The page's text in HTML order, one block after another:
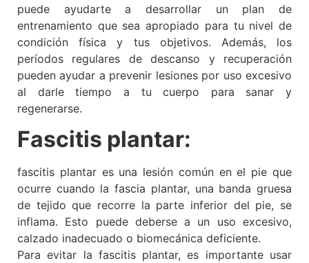
puede ayudarte a desarrollar un plan de
entrenamiento que sea apropiado para tu nivel de
condición física y tus objetivos. Además, los
períodos regulares de descanso y recuperación
pueden ayudar a prevenir lesiones por uso excesivo
al darle tiempo a tu cuerpo para sanar y
regenerarse.
Fascitis plantar:
fascitis plantar es una lesión común en el pie que
ocurre cuando la fascia plantar, una banda gruesa
de tejido que recorre la parte inferior del pie, se
inflama. Esto puede deberse a un uso excesivo,
calzado inadecuado o biomecánica deficiente.
Para evitar la fascitis plantar, es importante usar